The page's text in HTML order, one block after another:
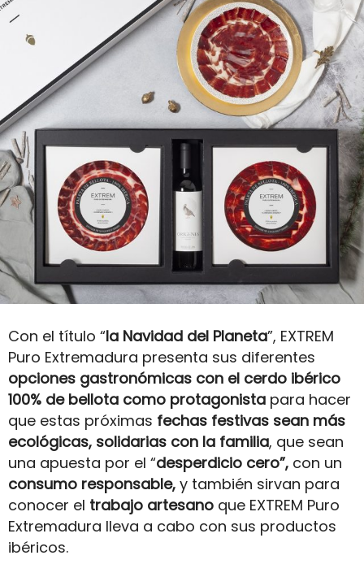
Con el título “la Navidad del Planeta”, EXTREM
Puro Extremadura presenta sus diferentes
opciones gastronómicas con el cerdo ibérico
100% de bellota como protagonista para hacer
que estas próximas fechas festivas sean más
ecológicas, solidarias con la familia, que sean
una apuesta por el “desperdicio cero”, con un
consumo responsable, y también sirvan para
conocer el trabajo artesano que EXTREM Puro
Extremadura lleva a cabo con sus productos
ibéricos.